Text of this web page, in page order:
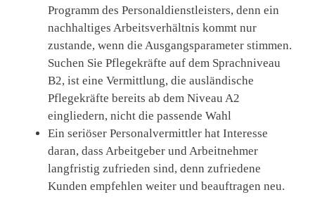
Programm des Personaldienstleisters, denn ein
nachhaltiges Arbeitsverhältnis kommt nur
zustande, wenn die Ausgangsparameter stimmen.
Suchen Sie Pflegekräfte auf dem Sprachniveau
B2, ist eine Vermittlung, die ausländische
Pflegekräfte bereits ab dem Niveau A2
eingliedern, nicht die passende Wahl
Ein seriöser Personalvermittler hat Interesse
daran, dass Arbeitgeber und Arbeitnehmer
langfristig zufrieden sind, denn zufriedene
Kunden empfehlen weiter und beauftragen neu.